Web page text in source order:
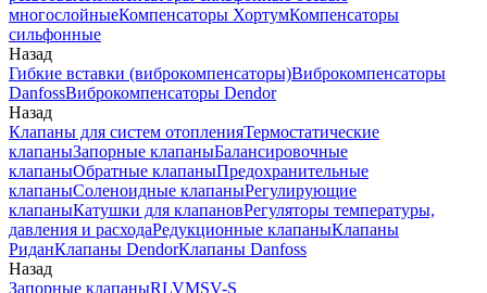
многослойныеКомпенсаторы ХортумКомпенсаторы
сильфонные
Назад
Гибкие вставки (виброкомпенсаторы)Виброкомпенсаторы
DanfossВиброкомпенсаторы Dendor
Назад
Клапаны для систем отопленияТермостатические
клапаныЗапорные клапаныБалансировочные
клапаныОбратные клапаныПредохранительные
клапаныСоленоидные клапаныРегулирующие
клапаныКатушки для клапановРегуляторы температуры,
давления и расходаРедукционные клапаныКлапаны
РиданКлапаны DendorКлапаны Danfoss
Назад
Запорные клапаныRLVMSV-S